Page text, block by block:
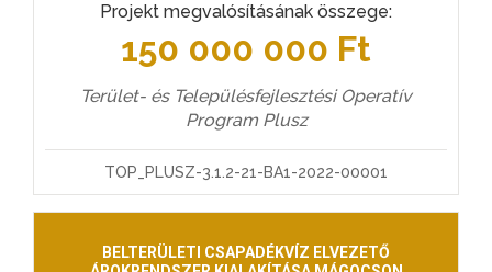
Projekt megvalósításának összege:
150 000 000 Ft
Terület- és Településfejlesztési Operatív
Program Plusz
TOP_PLUSZ-3.1.2-21-BA1-2022-00001
BELTERÜLETI CSAPADÉKVÍZ ELVEZETŐ